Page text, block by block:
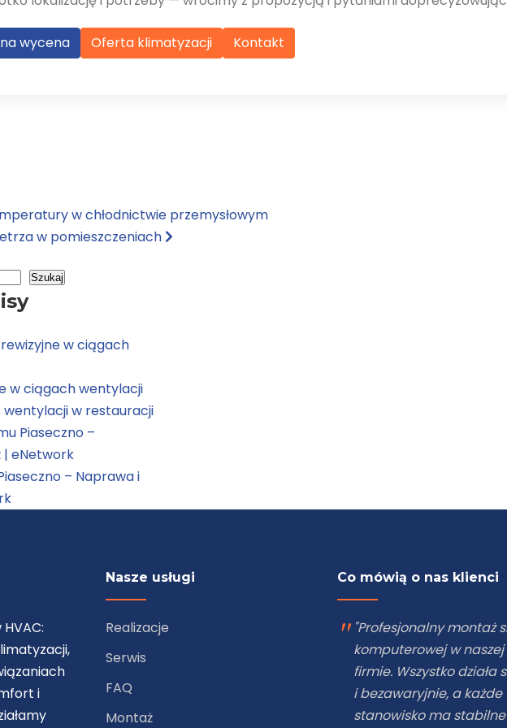
wycena Oferta klimatyzacji Kontakt
w chłodnictwie przemysłowym
w pomieszczeniach
Szukaj
w ciągach
w ciągach wentylacji
w restauracji
Piaseczno –
| eNetwork
– Naprawa i
i
Nasze usługi
Realizacje
Serwis
FAQ
Montaż
Co mówią o nas klienci
"Zleciliśmy firmie
montaż kamer
naszym sklepie. Jakość
obrazu jest
system działa stabilnie.